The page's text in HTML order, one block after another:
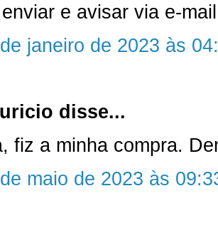
e avisar via e-
janeiro de 2023 às
disse...
fiz a minha compra.
maio de 2023 às